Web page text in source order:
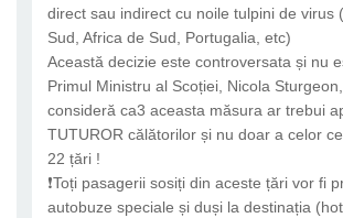
direct sau indirect cu noile tulpini de virus
Sud, Africa de Sud, Portugalia, etc)
Această decizie este controversata și nu
Primul Ministru al Scoției, Nicola
consideră ca3 aceasta măsura ar trebui
TUTUROR călătorilor și nu doar a celor
22 țări !
❗Toți pasagerii sosiți din aceste țări vor fi
autobuze speciale și duși la destinația